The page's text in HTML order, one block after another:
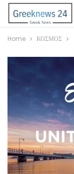
Home ΚΟΣΜΟΣ